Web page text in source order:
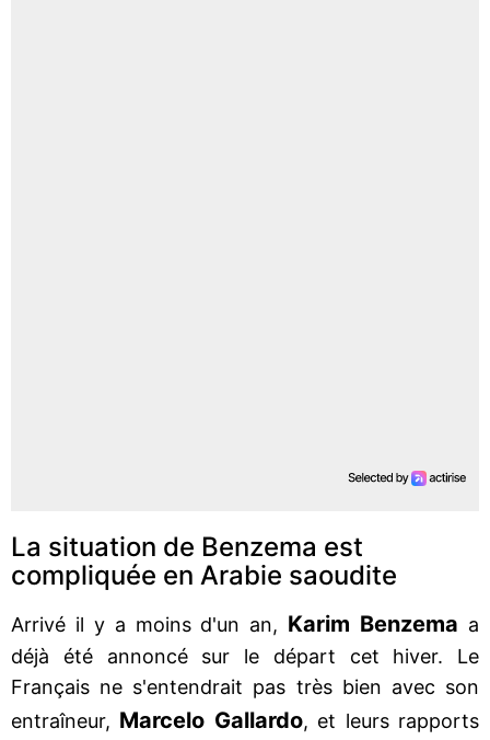
La situation de Benzema est
compliquée en Arabie saoudite
Arrivé il y a moins d'un an, Karim Benzema a
déjà été annoncé sur le départ cet hiver. Le
Français ne s'entendrait pas très bien avec son
entraîneur, Marcelo Gallardo, et leurs rapports